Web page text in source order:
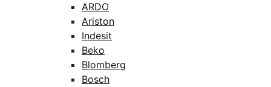
ARDO
Ariston
Indesit
Beko
Blomberg
Bosch